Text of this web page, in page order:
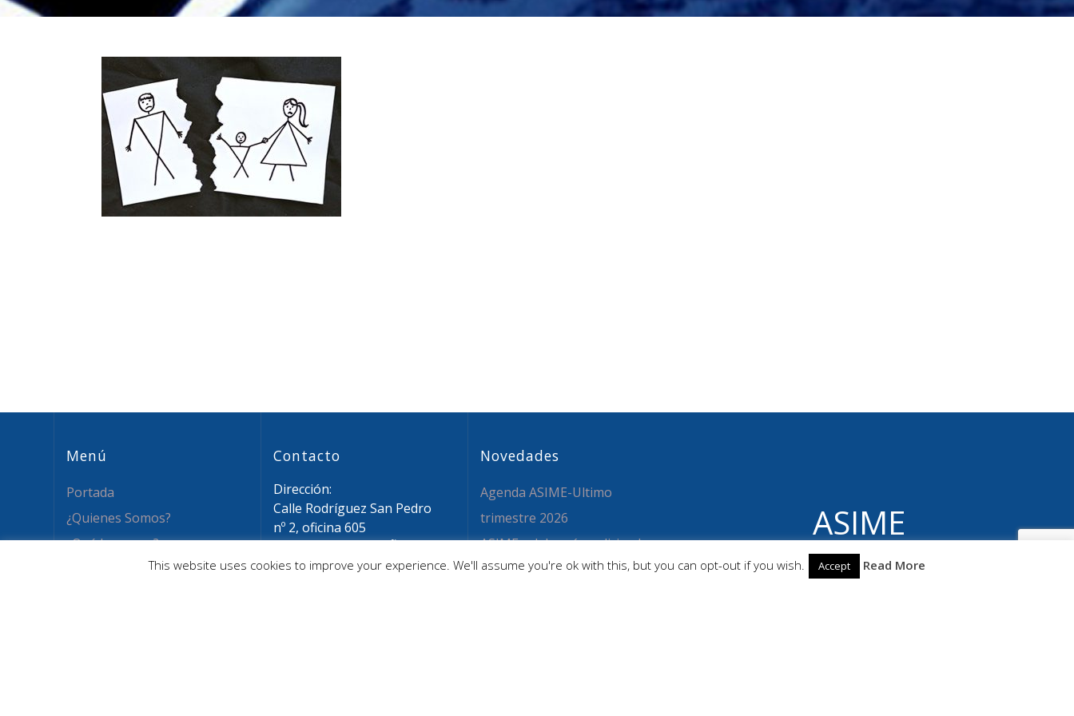
Menú
Portada
¿Quienes Somos?
¿Qué hacemos?
Contacto
Dirección:
Calle Rodríguez San Pedro
nº 2, oficina 605
Email: info@asime.org
Novedades
Agenda ASIME-Ultimo
trimestre 2026
ASIME celebrará en diciembre
una nueva edición de sus
ASIME
© 2026 ASIME. Construido utilizando WordPress
y elHighlight Theme
This website uses cookies to improve your experience. We'll assume you're ok with this, but you can opt-out if you wish. Accept Read More